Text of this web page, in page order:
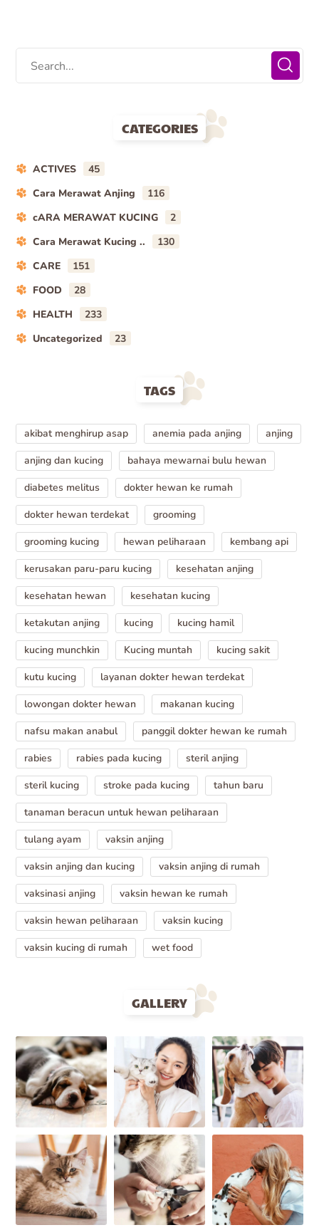
CATEGORIES
ACTIVES
45
Cara Merawat Anjing
116
cARA MERAWAT KUCING
2
Cara Merawat Kucing ..
130
CARE
151
FOOD
28
HEALTH
233
Uncategorized
23
TAGS
akibat menghirup asap anemia pada anjing
anjing
anjing dan kucing
bahaya mewarnai bulu hewan
diabetes melitus
dokter hewan ke rumah
dokter hewan terdekat
grooming
grooming kucing
hewan peliharaan
kembang api
kerusakan paru-paru kucing
kesehatan anjing
kesehatan hewan
kesehatan kucing
ketakutan anjing
kucing
kucing hamil
kucing munchkin
Kucing muntah
kucing sakit
kutu kucing
layanan dokter hewan terdekat
lowongan dokter hewan
makanan kucing
nafsu makan anabul
panggil dokter hewan ke rumah
rabies
rabies pada kucing
steril anjing
steril kucing
stroke pada kucing
tahun baru
tanaman beracun untuk hewan peliharaan
tulang ayam
vaksin anjing
vaksin anjing dan kucing
vaksin anjing di rumah
vaksinasi anjing
vaksin hewan ke rumah
vaksin hewan peliharaan
vaksin kucing
vaksin kucing di rumah
wet food
GALLERY